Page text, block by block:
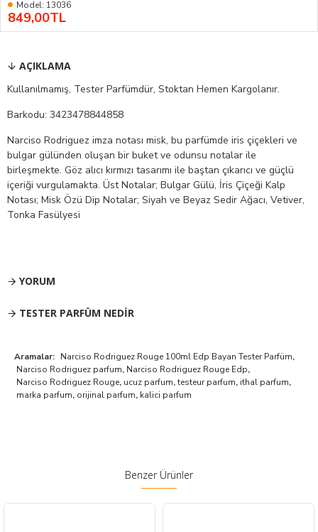
849,00TL
Model: 13036
AÇIKLAMA
Kullanılmamış, Tester Parfümdür, Stoktan Hemen Kargolanır.
Barkodu: 3423478844858
Narciso Rodriguez imza notası misk, bu parfümde iris çiçekleri ve
bulgar gülünden oluşan bir buket ve odunsu notalar ile
birleşmekte. Göz alıcı kırmızı tasarımı ile baştan çıkarıcı ve güçlü
içeriği vurgulamakta. Üst Notalar; Bulgar Gülü, İris Çiçeği Kalp
Notası; Misk Özü Dip Notalar; Siyah ve Beyaz Sedir Ağacı, Vetiver,
Tonka Fasülyesi
YORUM
TESTER PARFÜM NEDIR
Aramalar: Narciso Rodriguez Rouge 100ml Edp Bayan Tester Parfüm,
Narciso Rodriguez parfum, Narciso Rodriguez Rouge Edp,
Narciso Rodriguez Rouge, ucuz parfum,testeur parfum, ithal parfum,
marka parfum, orijinal parfum, kalici parfum
Benzer Ürünler